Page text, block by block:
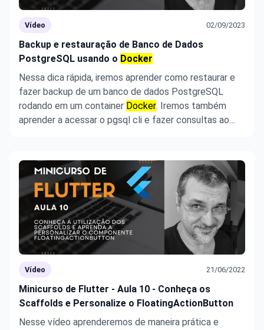
Vídeo 02/09/2023
Backup e restauração de Banco de Dados
PostgreSQL usando o Docker
Nessa dica rápida, iremos aprender como restaurar e
fazer backup de um banco de dados PostgreSQL
rodando em um container Docker. Iremos também
aprender a acessar o pgsql cli e fazer consultas ao
Vídeo 21/06/2022
Minicurso de Flutter - Aula 10 - Conheça os
Scaffolds e Personalize o FloatingActionButton
Nesse vídeo aprenderemos de maneira prática e